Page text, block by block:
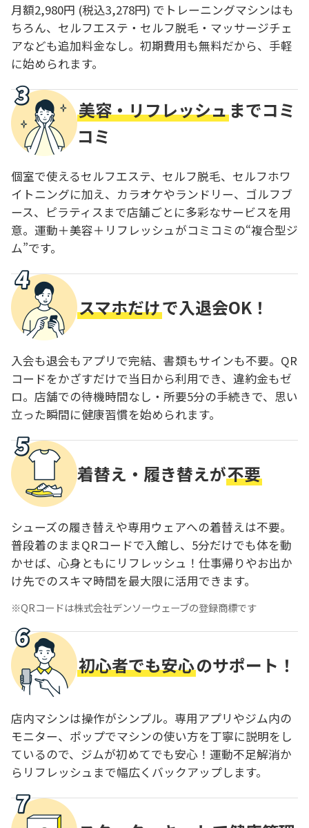
月額2,980円 (税込3,278円) でトレーニングマシンはも
ちろん、セルフエステ・セルフ脱毛・マッサージチェ
アなども追加料金なし。初期費用も無料だから、手軽
に始められます。
美容・リフレッシュまでコミ
コミ
個室で使えるセルフエステ、セルフ脱毛、セルフホワ
イトニングに加え、カラオケやランドリー、ゴルフブ
ース、ピラティスまで店舗ごとに多彩なサービスを用
意。運動＋美容＋リフレッシュがコミコミの“複合型ジ
ム”です。
スマホだけで入退会OK！
入会も退会もアプリで完結、書類もサインも不要。QR
コードをかざすだけで当日から利用でき、違約金もゼ
ロ。店舗での待機時間なし・所要5分の手続きで、思い
立った瞬間に健康習慣を始められます。
着替え・履き替えが不要
シューズの履き替えや専用ウェアへの着替えは不要。
普段着のままQRコードで入館し、5分だけでも体を動
かせば、心身ともにリフレッシュ！仕事帰りやお出か
け先でのスキマ時間を最大限に活用できます。
QRコードは株式会社デンソーウェーブの登録商標です
初心者でも安心のサポート！
店内マシンは操作がシンプル。専用アプリやジム内の
モニター、ポップでマシンの使い方を丁寧に説明をし
ているので、ジムが初めてでも安心！運動不足解消か
らリフレッシュまで幅広くバックアップします。